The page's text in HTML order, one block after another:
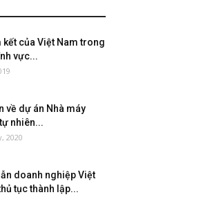
kết của Việt Nam trong
vực...
về dự án Nhà máy
nhiên...
2020
doanh nghiệp Việt
tục thành lập...